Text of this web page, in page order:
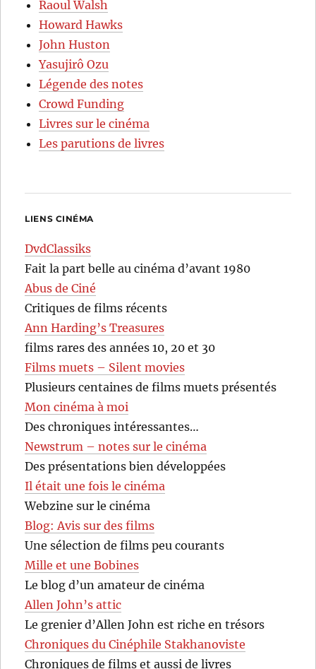
Raoul Walsh
Howard Hawks
John Huston
Yasujirô Ozu
Légende des notes
Crowd Funding
Livres sur le cinéma
Les parutions de livres
LIENS CINÉMA
DvdClassiks
Fait la part belle au cinéma d’avant 1980
Abus de Ciné
Critiques de films récents
Ann Harding’s Treasures
films rares des années 10, 20 et 30
Films muets – Silent movies
Plusieurs centaines de films muets présentés
Mon cinéma à moi
Des chroniques intéressantes…
Newstrum – notes sur le cinéma
Des présentations bien développées
Il était une fois le cinéma
Webzine sur le cinéma
Blog: Avis sur des films
Une sélection de films peu courants
Mille et une Bobines
Le blog d’un amateur de cinéma
Allen John’s attic
Le grenier d’Allen John est riche en trésors
Chroniques du Cinéphile Stakhanoviste
Chroniques de films et aussi de livres